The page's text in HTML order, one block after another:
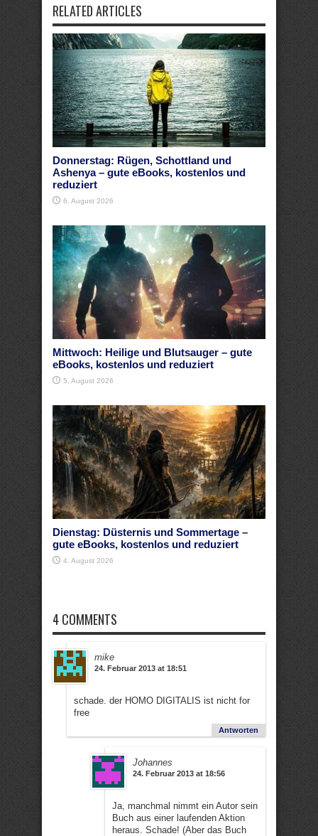
RELATED ARTICLES
Donnerstag: Rügen, Schottland und
Ashenya – gute eBooks, kostenlos und
reduziert
6. August 2026
Mittwoch: Heilige und Blutsauger – gute
eBooks, kostenlos und reduziert
5. August 2026
Dienstag: Düsternis und Sommertage –
gute eBooks, kostenlos und reduziert
4. August 2026
4 COMMENTS
mike
24. Februar 2013 at 18:51
schade. der HOMO DIGITALIS ist nicht for
free
Antworten
Johannes
24. Februar 2013 at 18:56
Ja, manchmal nimmt ein Autor sein
Buch aus einer laufenden Aktion
heraus. Schade! (Aber das Buch